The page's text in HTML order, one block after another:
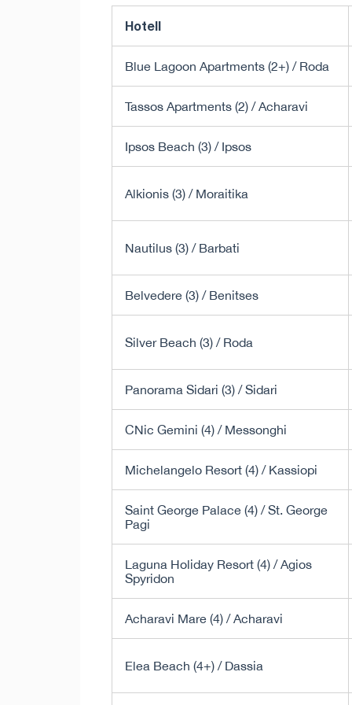
Hotell
Blue Lagoon Apartments (2+) / Roda
Tassos Apartments (2) / Acharavi
Ipsos Beach (3) / Ipsos
Alkionis (3) / Moraitika
Nautilus (3) / Barbati
Belvedere (3) / Benitses
Silver Beach (3) / Roda
Panorama Sidari (3) / Sidari
CNic Gemini (4) / Messonghi
Michelangelo Resort (4) / Kassiopi
Saint George Palace (4) / St. George
Pagi
Laguna Holiday Resort (4) / Agios
Spyridon
Acharavi Mare (4) / Acharavi
Elea Beach (4+) / Dassia